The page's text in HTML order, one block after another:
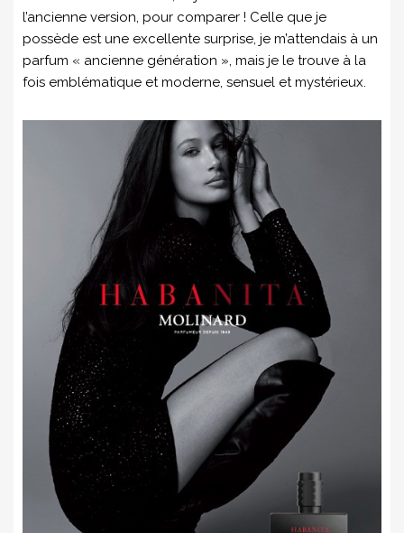
l’ancienne version, pour comparer ! Celle que je
possède est une excellente surprise, je m’attendais à un
parfum « ancienne génération », mais je le trouve à la
fois emblématique et moderne, sensuel et mystérieux.